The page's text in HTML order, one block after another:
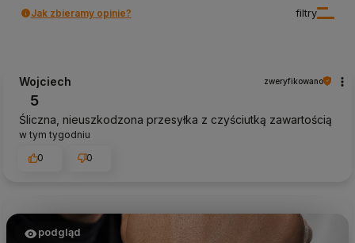
filtry
Jak zbieramy opinie?
Wojciech zweryfikowano
5
Śliczna, nieuszkodzona przesyłka z czyściutką zawartością
w tym tygodniu
0
0
podgląd